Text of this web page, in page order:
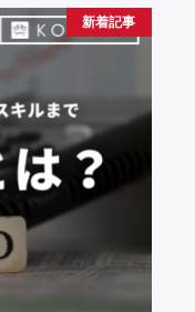
新着記事